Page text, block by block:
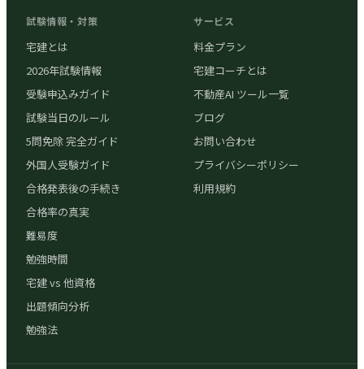
試験情報・対策
宅建とは
2026年試験情報
受験申込みガイド
試験当日のルール
5問免除 完全ガイド
外国人受験ガイド
合格発表後の手続き
合格率の真実
難易度
勉強時間
宅建 vs 他資格
出題傾向分析
勉強法
サービス
料金プラン
宅建コーチとは
不動産AI ツール一覧
ブログ
お問い合わせ
プライバシーポリシー
利用規約